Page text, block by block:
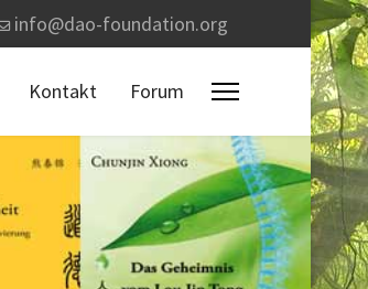
info@dao-foundation.org
Kontakt Forum